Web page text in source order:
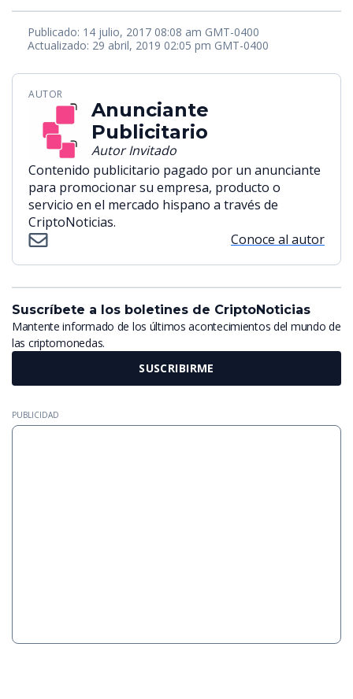
Publicado: 14 julio, 2017 08:08 am GMT-0400
Actualizado: 29 abril, 2019 02:05 pm GMT-0400
AUTOR
Anunciante
Publicitario
Autor Invitado
Contenido publicitario pagado por un anunciante
para promocionar su empresa, producto o
servicio en el mercado hispano a través de
CriptoNoticias.
Conoce al autor
Suscríbete a los boletines de CriptoNoticias
Mantente informado de los últimos acontecimientos del mundo de
las criptomonedas.
SUSCRIBIRME
PUBLICIDAD